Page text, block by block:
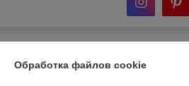
Обработка файлов cookie